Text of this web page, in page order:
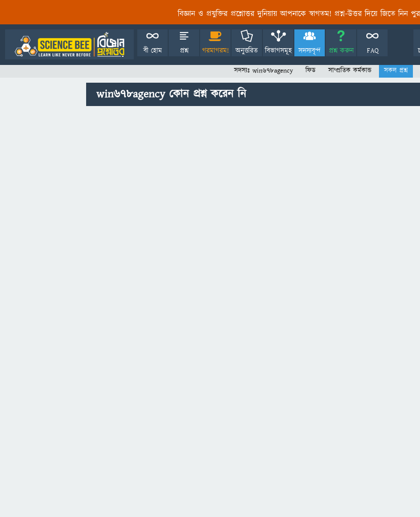
বিজ্ঞান ও প্রযুক্তির প্রশ্নোত্তর দুনিয়ায় আপনাকে স্বাগতম! প্রশ্ন-উত্তর দিয়ে জিতে নিন
বী হোম প্রশ্ন গরমাগরম! অনুত্তরিত বিভাগসমূহ সদস্যবৃন্দ প্রশ্ন করুন FAQ
সদস্যঃ win678agency ফিড সাম্প্রতিক কর্মকান্ড সকল প্রশ্ন
win678agency কোন প্রশ্ন করেন নি